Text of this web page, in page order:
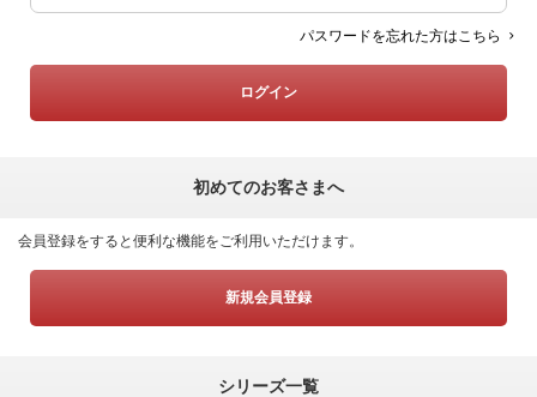
パスワードを忘れた方はこちら
初めてのお客さまへ
会員登録をすると便利な機能をご利用いただけます。
新規会員登録
シリーズ一覧